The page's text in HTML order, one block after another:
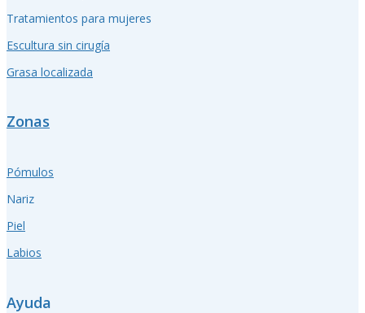
Tratamientos para mujeres
Escultura sin cirugía
Grasa localizada
Zonas
Pómulos
Nariz
Piel
Labios
Ayuda